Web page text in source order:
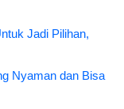
Jadi Pilihan,
Nyaman dan Bisa